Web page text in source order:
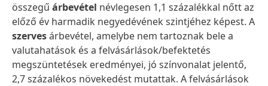
összegű árbevétel névlegesen 1,1 százalékkal nőtt az
előző év harmadik negyedévének szintjéhez képest. A
szervesárbevétel, amelybe nem tartoznak bele a
valutahatások és a felvásárlások/befektetés
megszüntetések eredményei, jó színvonalat jelentő,
2,7 százalékos növekedést mutattak. A felvásárlások